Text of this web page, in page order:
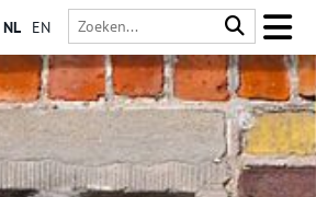
NL EN